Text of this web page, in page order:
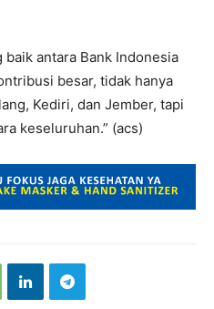
baik antara Bank Indonesia
besar, tidak hanya
Kediri, dan Jember, tapi
keseluruhan.” (acs)